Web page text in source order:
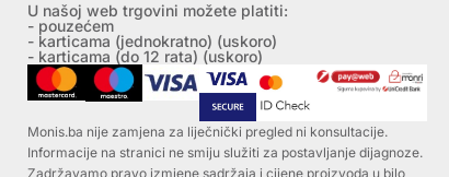
U našoj web trgovini možete platiti:
- pouzećem
- karticama (jednokratno) (uskoro)
- karticama (do 12 rata) (uskoro)
Monis.ba nije zamjena za liječnički pregled ni konsultacije.
Informacije na stranici ne smiju služiti za postavljanje dijagnoze.
Zadržavamo pravo izmjene sadržaja i cijene proizvoda u bilo